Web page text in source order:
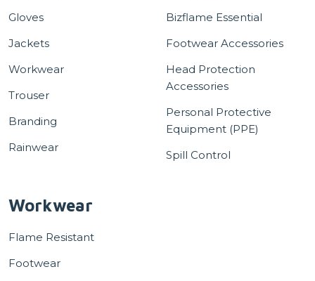
Gloves
Jackets
Workwear
Trouser
Branding
Rainwear
Bizflame Essential
Footwear Accessories
Head Protection
Accessories
Personal Protective
Equipment (PPE)
Spill Control
Workwear
Flame Resistant
Footwear